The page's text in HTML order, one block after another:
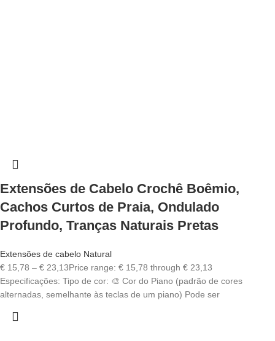
Extensões de Cabelo Crochê Boêmio,
Cachos Curtos de Praia, Ondulado
Profundo, Tranças Naturais Pretas
Extensões de cabelo Natural
€ 15,78 – € 23,13Price range: € 15,78 through € 23,13
Especificações: Tipo de cor: 🎨 Cor do Piano (padrão de cores
alternadas, semelhante às teclas de um piano) Pode ser